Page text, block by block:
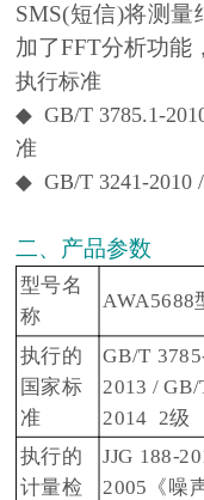
SMS(短信)将测
加了FFT分析功能
执行标准
◆ GB/T 3785.1-
准
◆ GB/T 3241-2010
二、产品参数
型号名
称
AWA5688
执行的
国家标
准
GB/T
2013 / GB/
2014 2级
执行的
计量检
JJG 188-
2005《噪